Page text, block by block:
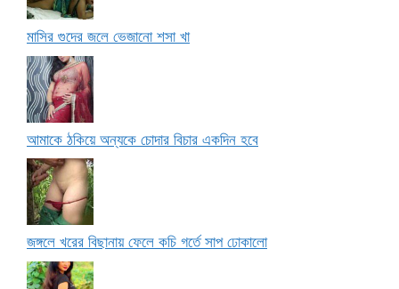
মাসির গুদের জলে ভেজানো শসা খা
আমাকে ঠকিয়ে অন্যকে চোদার বিচার একদিন হবে
জঙ্গলে খরের বিছানায় ফেলে কচি গর্তে সাপ ঢোকালো